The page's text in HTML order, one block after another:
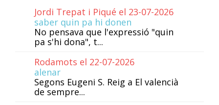
Jordi Trepat i Piqué el 23-07-2026
saber quin pa hi donen
No pensava que l'expressió "quin
pa s'hi dona", t...
Rodamots el 22-07-2026
alenar
Segons Eugeni S. Reig a El valencià
de sempre...